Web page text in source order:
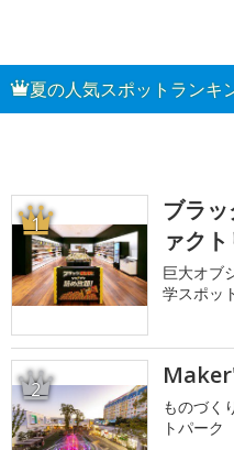
夏の人気スポットランキ
1
ブラ
ァク
巨大オブ
学スポッ
2
ものづく
トパーク